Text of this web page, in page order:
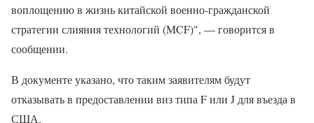
воплощению в жизнь китайской военно-гражданской
стратегии слияния технологий (MCF)", — говорится в
сообщении.
В документе указано, что таким заявителям будут
отказывать в предоставлении виз типа F или J для въезда в
США.